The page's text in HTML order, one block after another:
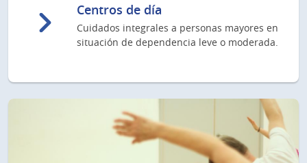
Centros de día
Cuidados integrales a personas mayores en
situación de dependencia leve o moderada.